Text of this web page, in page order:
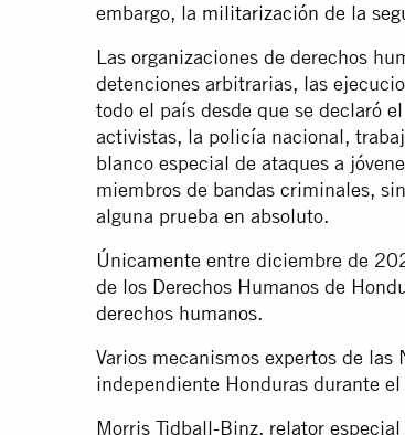
embargo, la militarización de la
Las organizaciones de derechos
detenciones arbitrarias, las
todo el país desde que se declaró
activistas, la policía nacional,
blanco especial de ataques a
miembros de bandas criminales,
alguna prueba en absoluto.
Únicamente entre diciembre de
de los Derechos Humanos de
derechos humanos.
Varios mecanismos expertos de
independiente Honduras durante
Morris Tidball-Binz, relator